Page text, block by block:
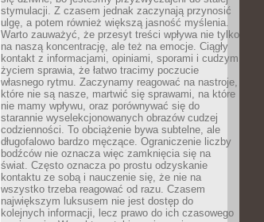
stymulacji. Z czasem jednak zaczynają przynosić
ulgę, a potem również większą jasność myślenia.
Warto zauważyć, że przesyt treści wpływa nie tylko
na naszą koncentrację, ale też na emocje. Ciągły
kontakt z informacjami, opiniami, sporami i cudzym
życiem sprawia, że łatwo tracimy poczucie
własnego rytmu. Zaczynamy reagować na nastroje,
które nie są nasze, martwić się sprawami, na które
nie mamy wpływu, oraz porównywać się do
starannie wyselekcjonowanych obrazów cudzej
codzienności. To obciążenie bywa subtelne, ale
długofalowo bardzo męczące. Ograniczenie liczby
bodźców nie oznacza więc zamknięcia się na
świat. Często oznacza po prostu odzyskanie
kontaktu ze sobą i nauczenie się, że nie na
wszystko trzeba reagować od razu. Czasem
największym luksusem nie jest dostęp do
kolejnych informacji, lecz prawo do ich czasowego